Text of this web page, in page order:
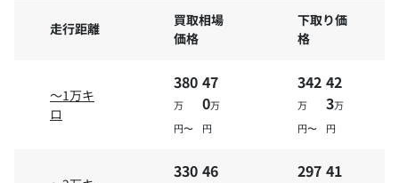
走行距離
買取相場
価格
下取り価
格
～1万キ
ロ
380
万
円〜
47
0万
円
342
万
円〜
42
3万
円
330 46
297 41